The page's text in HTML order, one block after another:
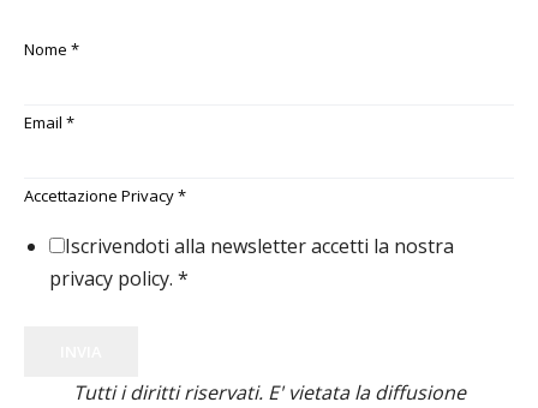
Nome *
Email *
Accettazione Privacy*
Iscrivendoti alla newsletter accetti la nostra
privacy policy. *
Tutti i diritti riservati. E' vietata la diffusione